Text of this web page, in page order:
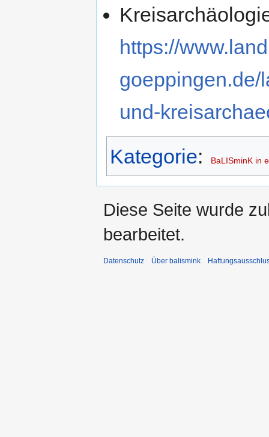
https://
goeppingen.de/
und-
Kategorie: BaLISminK in
Diese Seite wurde
bearbeitet.
Datenschutz Über balismink